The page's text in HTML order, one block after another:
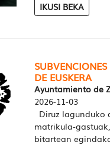
IKUSI BEKA
DE EUSKERA
Ayuntamiento de
2026-11-03
Diruz lagunduko
matrikula-
bitartean